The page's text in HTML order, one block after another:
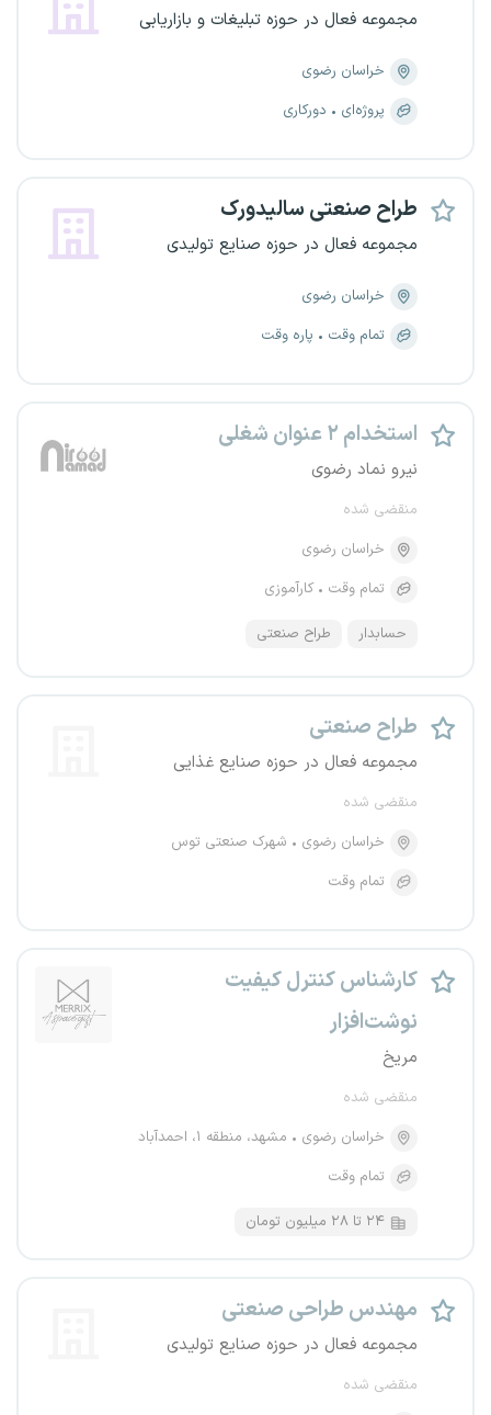
مجموعه فعال در حوزه تبلیغات و بازاریابی
خراسان رضوی
پروژه‌ای
دورکاری
طراح صنعتی سالیدورک
مجموعه فعال در حوزه صنایع تولیدی
خراسان رضوی
تمام وقت
پاره وقت
استخدام ۲ عنوان شغلی
نیرو نماد رضوی
منقضی شده
خراسان رضوی
تمام وقت
کارآموزی
حسابدار طراح صنعتی
طراح صنعتی
مجموعه فعال در حوزه صنایع غذایی
منقضی شده
خراسان رضوی
شهرک صنعتی توس
تمام وقت
کارشناس کنترل کیفیت
نوشت‌افزار
مریخ
منقضی شده
خراسان رضوی
مشهد، منطقه ۱، احمدآباد
تمام وقت
۲۴ تا ۲۸ میلیون تومان
مهندس طراحی صنعتی
مجموعه فعال در حوزه صنایع تولیدی
منقضی شده